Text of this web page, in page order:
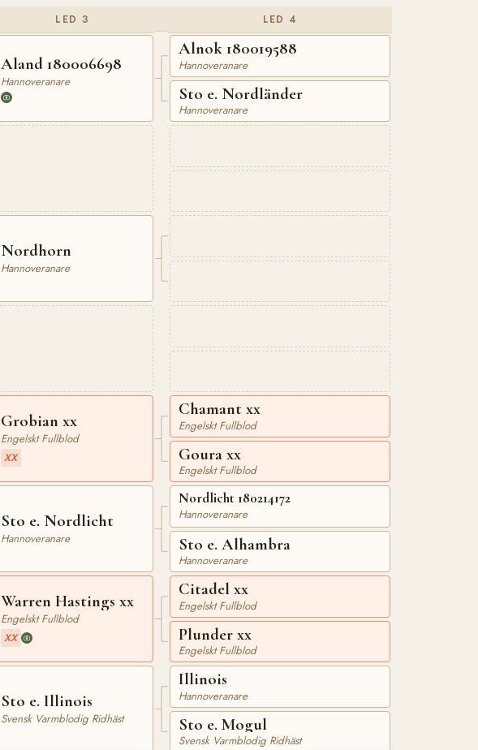
LED 3
Aland 180006698
Hannoveranare
Nordhorn
Hannoveranare
Grobian xx
Engelskt Fullblod
XX
Sto e. Nordlicht
Hannoveranare
Warren Hastings xx
Engelskt Fullblod
XX
Sto e. Illinois
Svensk Varmblodig Ridhäst
LED 4
Alnok 180019588
Hannoveranare
Sto e. Nordländer
Hannoveranare
Chamant xx
Engelskt Fullblod
Goura xx
Engelskt Fullblod
Nordlicht 180214172
Hannoveranare
Sto e. Alhambra
Hannoveranare
Citadel xx
Engelskt Fullblod
Plunder xx
Engelskt Fullblod
Illinois
Hannoveranare
Sto e. Mogul
Svensk Varmblodig Ridhäst